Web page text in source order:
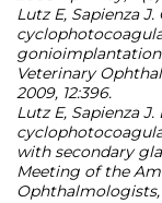
Lutz E, Sapienza
gonioimplantation
Veterinary
2009, 12:396.
Lutz E, Sapienza
with secondary
Meeting of the
Ophthalmologists,